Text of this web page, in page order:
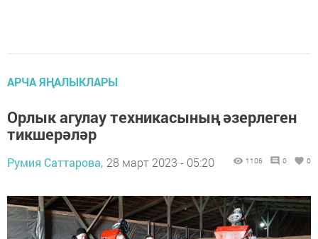
АРЧА ЯҢАЛЫКЛАРЫ
Орлык агулау техникасының әзерлеген
тикшерәләр
Румия Саттарова, 28 март 2023 - 05:20 1106 0 0